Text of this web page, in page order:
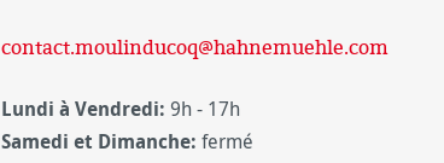
contact.moulinducoq@hahnemuehle.com
Lundi à Vendredi: 9h - 17h
Samedi et Dimanche: fermé